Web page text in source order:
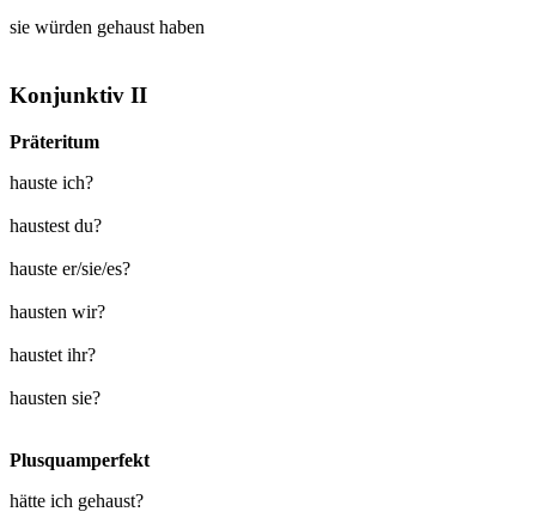
sie würden gehausthaben
Konjunktiv II
Präteritum
hauste ich?
haustest du?
hauste er/sie/es?
hausten wir?
haustet ihr?
hausten sie?
Plusquamperfekt
hätte ich gehaust?